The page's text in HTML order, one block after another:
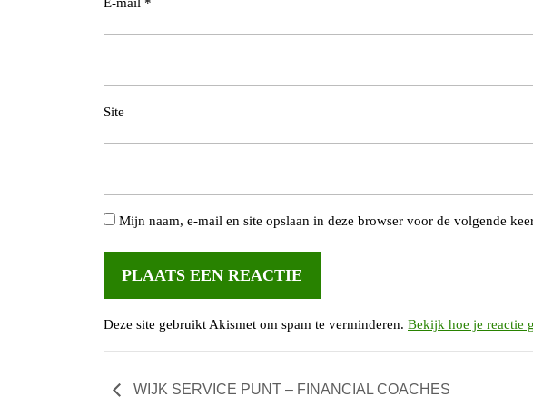
Site
Mijn naam, e-mail en site opslaan in deze browser voor de volgende
Deze site gebruikt Akismet om spam te verminderen. Bekijk hoe je reactie
WIJK SERVICE PUNT – FINANCIAL COACHES